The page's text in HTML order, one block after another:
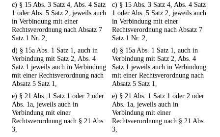
c) § 15 Abs. 3 Satz 4, Abs. 4 Satz
1 oder Abs. 5 Satz 2, jeweils auch
in Verbindung mit einer
Rechtsverordnung nach Absatz 7
Satz 1 Nr. 2,
c) § 15 Abs. 3 Satz 4, Abs. 4 Satz
1 oder Abs. 5 Satz 2, jeweils auch
in Verbindung mit einer
Rechtsverordnung nach Absatz 7
Satz 1 Nr. 2,
d) § 15a Abs. 1 Satz 1, auch in
Verbindung mit Satz 2, Abs. 4
Satz 1 jeweils auch in Verbindung
mit einer Rechtsverordnung nach
Absatz 5 Satz 1,
d) § 15a Abs. 1 Satz 1, auch in
Verbindung mit Satz 2, Abs. 4
Satz 1 jeweils auch in Verbindung
mit einer Rechtsverordnung nach
Absatz 5 Satz 1,
e) § 21 Abs. 1 Satz 1 oder 2 oder
Abs. 1a, jeweils auch in
Verbindung mit einer
Rechtsverordnung nach § 21 Abs.
3,
e) § 21 Abs. 1 Satz 1 oder 2 oder
Abs. 1a, jeweils auch in
Verbindung mit einer
Rechtsverordnung nach § 21 Abs.
3,